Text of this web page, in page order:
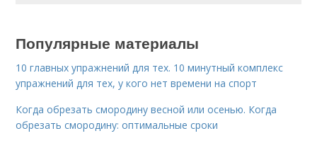
Популярные материалы
10 главных упражнений для тех. 10 минутный комплекс
упражнений для тех, у кого нет времени на спорт
Когда обрезать смородину весной или осенью. Когда
обрезать смородину: оптимальные сроки